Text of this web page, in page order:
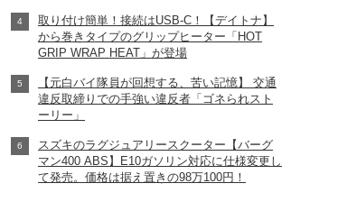
取り付け簡単！接続はUSB-C！【デイトナ】
から巻きタイプのグリップヒーター「HOT
GRIP WRAP HEAT」が登場
【元白バイ隊員が回想する、苦い記憶】 交通
違反取締りでの手強い違反者「ゴネられスト
ーリー」
スズキのラグジュアリースクーター【バーグ
マン400 ABS】E10ガソリン対応に仕様変更し
て発売。価格は据え置きの98万100円！